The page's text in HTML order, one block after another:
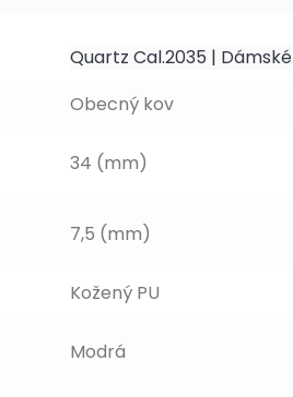
Quartz Cal.2035 | Dámské
Obecný kov
34 (mm)
7,5 (mm)
Kožený PU
Modrá